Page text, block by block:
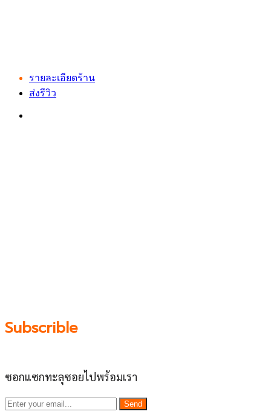
รายละเอียดร้าน
ส่งรีวิว
Subscrible
ซอกแซกทะลุซอยไปพร้อมเรา
Send